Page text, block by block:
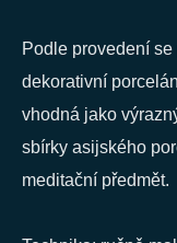
Podle provedení
dekorativní
vhodná jako
sbírky asijského
meditační předmět.